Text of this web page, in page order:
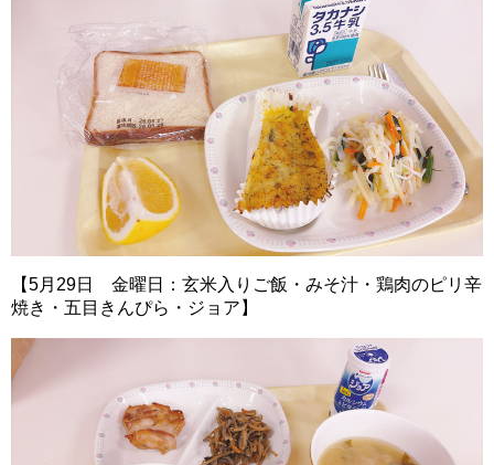
【5月29日 金曜日：玄米入りご飯・みそ汁・鶏肉のピリ辛
焼き・五目きんぴら・ジョア】